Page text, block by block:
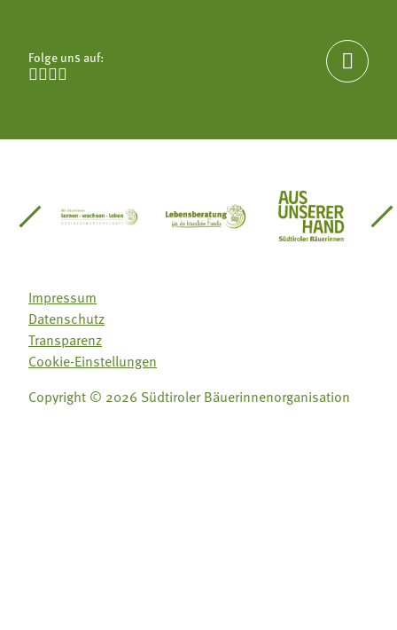
Folge uns auf:


Südtirol
Gärtnervereinigung
Sozialgenossenschaft Mit Bäuerinnen lernen -
Lebensberatung für dieAus unserer
Impressum
Datenschutz
Transparenz
Cookie-Einstellungen
Copyright © 2026 Südtiroler Bäuerinnenorganisation